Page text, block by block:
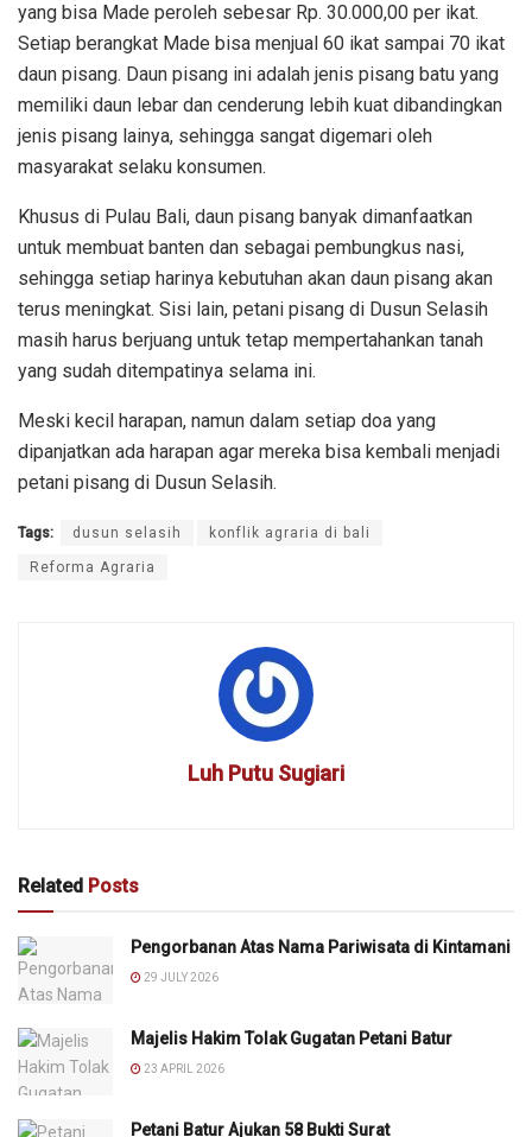
yang bisa Made peroleh sebesar Rp. 30.000,00 per ikat.
Setiap berangkat Made bisa menjual 60 ikat sampai 70 ikat
daun pisang. Daun pisang ini adalah jenis pisang batu yang
memiliki daun lebar dan cenderung lebih kuat dibandingkan
jenis pisang lainya, sehingga sangat digemari oleh
masyarakat selaku konsumen.
Khusus di Pulau Bali, daun pisang banyak dimanfaatkan
untuk membuat banten dan sebagai pembungkus nasi,
sehingga setiap harinya kebutuhan akan daun pisang akan
terus meningkat. Sisi lain, petani pisang di Dusun Selasih
masih harus berjuang untuk tetap mempertahankan tanah
yang sudah ditempatinya selama ini.
Meski kecil harapan, namun dalam setiap doa yang
dipanjatkan ada harapan agar mereka bisa kembali menjadi
petani pisang di Dusun Selasih.
Tags: dusun selasih konflik agraria di bali
Reforma Agraria
Luh Putu Sugiari
Related Posts
Pengorbanan Atas Nama Pariwisata di Kintamani
29 JULY 2026
Majelis Hakim Tolak Gugatan Petani Batur
23 APRIL 2026
Petani Batur Ajukan 58 Bukti Surat